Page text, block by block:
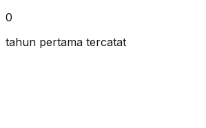
0
tahun pertama tercatat